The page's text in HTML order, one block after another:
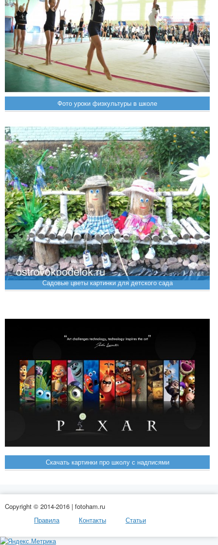
Фото уроки физкультуры в школе
Садовые цветы картинки для детского сада
Скачать картинки про школу с надписями
Copyright © 2014-2016 | fotoham.ru
Правила
Контакты Статьи